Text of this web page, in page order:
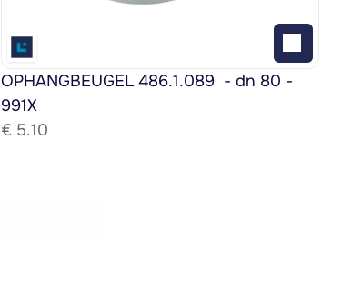
OPHANGBEUGEL 486.1.089  - dn 80 -
991X
€ 5.10